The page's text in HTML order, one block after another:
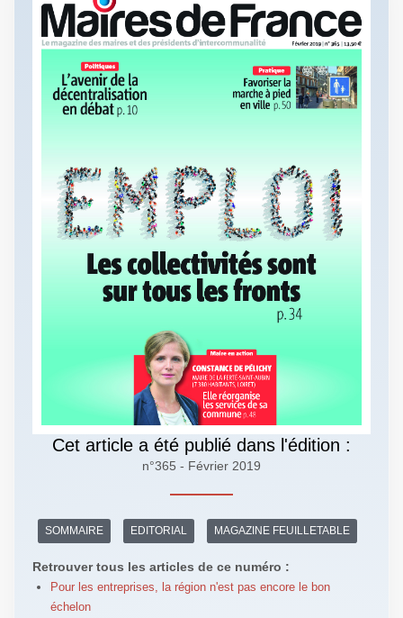
Cet article a été publié dans l'édition :
n°365 - Février 2019
SOMMAIRE EDITORIAL MAGAZINE FEUILLETABLE
Retrouver tous les articles de ce numéro :
Pour les entreprises, la région n'est pas encore le bon
échelon